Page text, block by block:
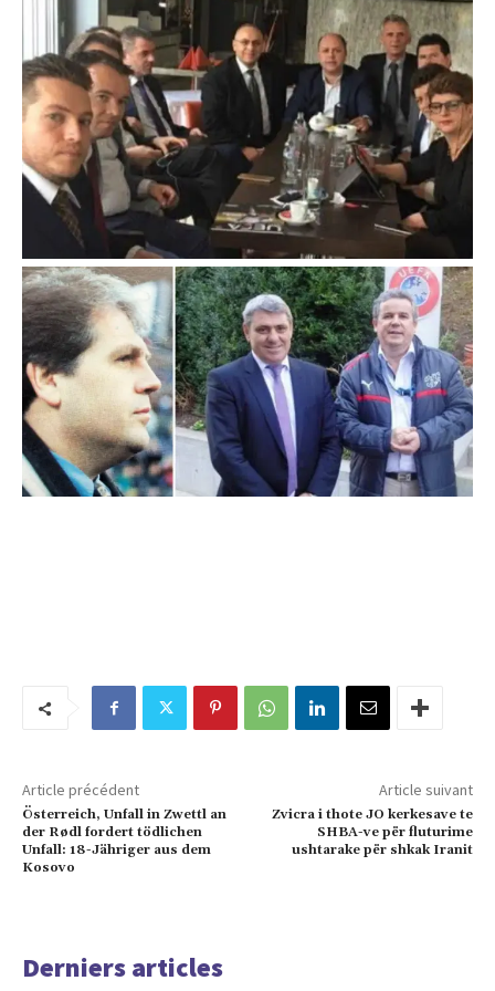
Article précédent
Österreich, Unfall in Zwettl an
der Rødl fordert tödlichen
Unfall: 18-Jähriger aus dem
Kosovo
Article suivant
Zvicra i thote JO kerkesave te
SHBA-ve për fluturime
ushtarake për shkak Iranit
Derniers articles